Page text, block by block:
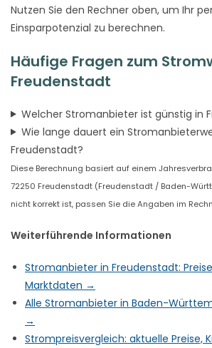
Nutzen Sie den Rechner oben, um Ihr
Einsparpotenzial zu berechnen.
Häufige Fragen zum
Freudenstadt
Welcher Stromanbieter ist günstig in
Wie lange dauert ein
Freudenstadt?
Diese Berechnung basiert auf einem
72250 Freudenstadt (Freudenstadt / Baden-
nicht korrekt ist, passen Sie die Angaben im
Weiterführende Informationen
Stromanbieter in Freudenstadt:
Marktdaten →
Alle Stromanbieter in Baden-
→
Strompreisvergleich: aktuelle Preise,